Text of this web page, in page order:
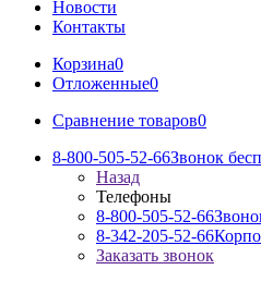
Новости
Контакты
Корзина0
Отложенные0
Сравнение товаров0
8-800-505-52-66Звонок
Назад
Телефоны
8-800-505-52-66
8-342-205-52-66
Заказать звонок